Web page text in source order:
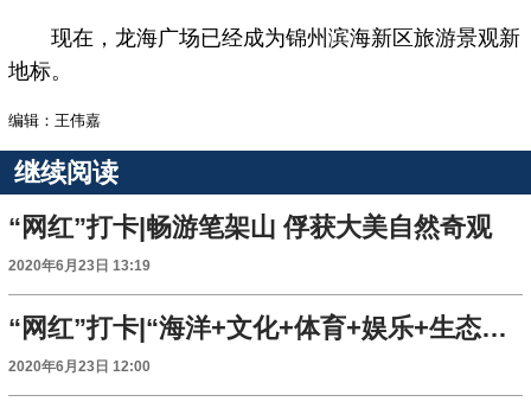
现在，龙海广场已经成为锦州滨海新区旅游景观新
地标。
编辑：王伟嘉
继续阅读
“网红”打卡|畅游笔架山 俘获大美自然奇观
2020年6月23日 13:19
“网红”打卡|“海洋+文化+体育+娱乐+生态+美食”打造文旅新坐标 这个夏天去锦州踏浪赶海
2020年6月23日 12:00